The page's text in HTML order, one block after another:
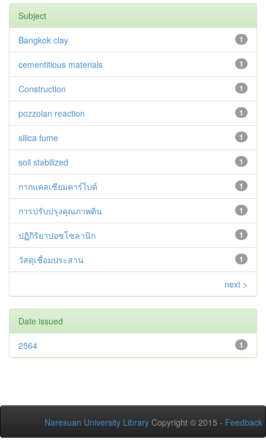
Subject
1
Bangkok clay
1
cementitious materials
1
Construction
1
pozzolan reaction
1
silica fume
1
soil stabilized
1
กากแคลเซียมคาร์ไบด์
1
การปรับปรุงคุณภาพดิน
1
ปฏิกิริยาปอซโซลานิก
1
วัสดุเชื่อมประสาน
next >
Date issued
1
2564
Naresuan University Library Copyright © 2015 - Feedback